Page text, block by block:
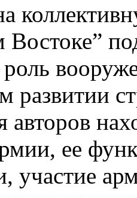
Востоке”
роль
развитии
авторов
ее
участие